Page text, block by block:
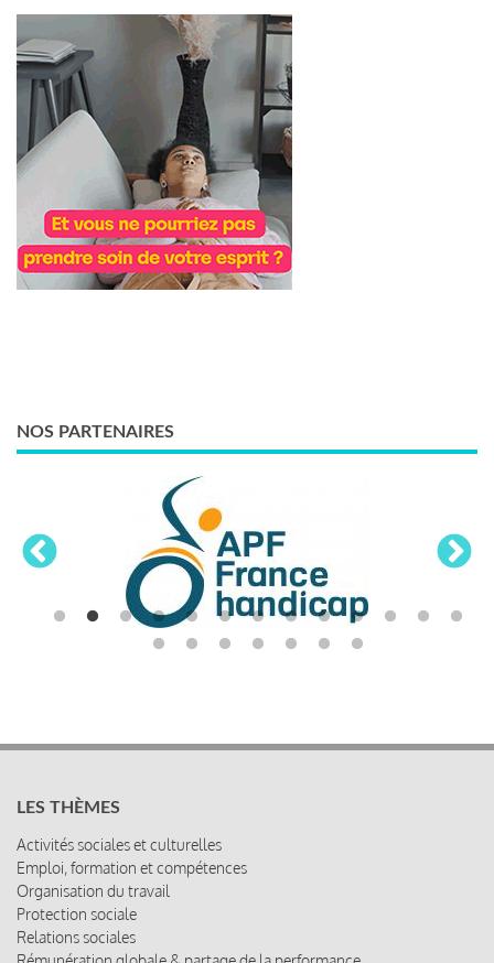
NOS PARTENAIRES
LES THÈMES
Activités sociales et culturelles
Emploi, formation et compétences
Organisation du travail
Protection sociale
Relations sociales